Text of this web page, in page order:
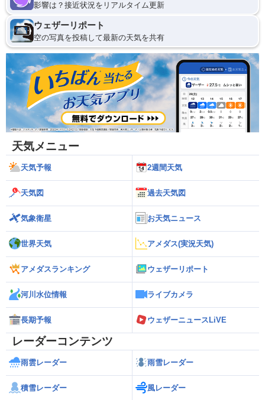
影響は？接近状況をリアルタイム更新
ウェザーリポート
空の写真を投稿して最新の天気を共有
天気メニュー
天気予報 2週間天気
天気図 過去天気図
気象衛星 お天気ニュース
世界天気 アメダス(実況天気)
アメダスランキング ウェザーリポート
河川水位情報 ライブカメラ
長期予報 ウェザーニュースLiVE
レーダーコンテンツ
雨雲レーダー 雨雪レーダー
積雪レーダー 風レーダー